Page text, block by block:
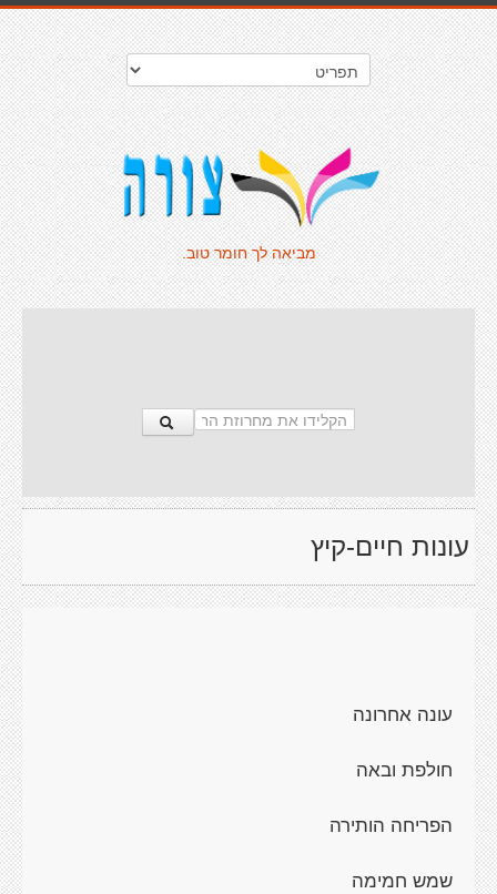
מביאה לך חומר טוב.
עונות חיים-קיץ
עונה אחרונה
חולפת ובאה
הפריחה הותירה
שמש חמימה